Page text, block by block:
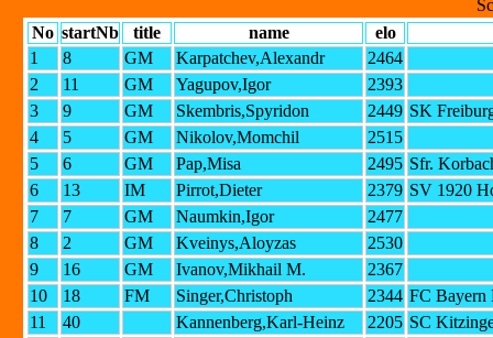
No startNb title name
elo
1
8 GM Karpatchev,Alexandr
2464
2
11 GM Yagupov,Igor
2393
3
9 GM Skembris,Spyridon 2449 SK
4
5 GM Nikolov,Momchil
2515
5
6 GM Pap,Misa 2495 Sfr.
6
13 IM Pirrot,Dieter 2379 SV 1920
7
7 GM Naumkin,Igor
2477
8
2 GM Kveinys,Aloyzas
2530
9
16 GM Ivanov,Mikhail M.
2367
10
18 FM Singer,Christoph 2344 FC Bayern
11
40 Kannenberg,Karl-Heinz 2205 SC